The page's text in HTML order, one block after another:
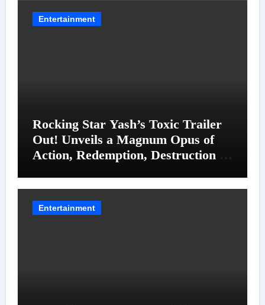
Entertainment
Rocking Star Yash’s Toxic Trailer
Out! Unveils a Magnum Opus of
Action, Redemption, Destruction &
Entertainment